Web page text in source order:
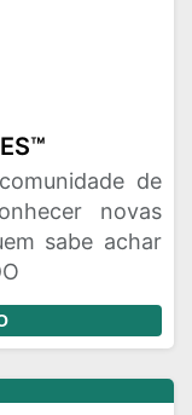
de
novas
sabe achar